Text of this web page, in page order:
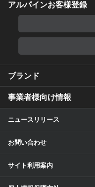
アルパインお客様登録
ブランド
事業者様向け情報
ニュースリリース
お問い合わせ
サイト利用案内